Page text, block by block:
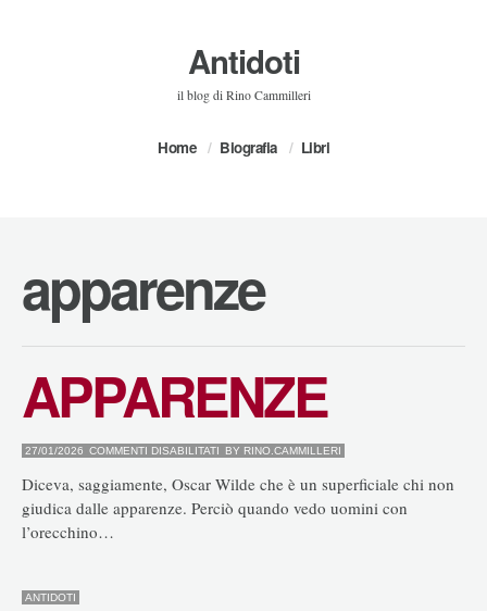
Antidoti
il blog di Rino Cammilleri
Home Biografia Libri
apparenze
APPARENZE
27/01/2026 COMMENTI DISABILITATI SU
BY RINO.CAMMILLERI
Diceva, saggiamente, Oscar Wilde che è un superficiale chi non
giudica dalle apparenze. Perciò quando vedo uomini con
l’orecchino…
ANTIDOTI